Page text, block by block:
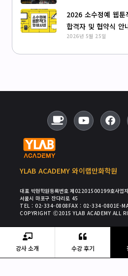
2026 소수정예 웹
합격자 및 협약식 안
2026년 5월 25일
YLAB ACADEMY 와이랩만화학원
대표 박현학원등록번호 제02201500199호사업
서울시 마포구 잔다리로 45
TEL : 02-334-0808FAX : 02-334-0801E-
COPYRIGHT Ⓒ2015 YLAB ACADEMY ALL
강사 소개 수강 후기